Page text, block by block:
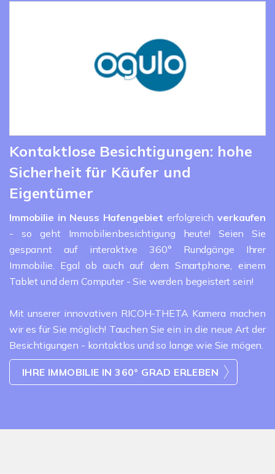
Kontaktlose Besichtigungen: hohe
Sicherheit für Käufer und
Eigentümer
Immobilie in Neuss Hafengebiet erfolgreichverkaufen
- so geht Immobilienbesichtigung heute! Seien Sie
gespannt auf interaktive 360° Rundgänge Ihrer
Immobilie. Egal ob auch auf dem Smartphone, einem
Tablet und dem Computer - Sie werden begeistert sein!
Mit unserer innovativen RICOH-THETA Kamera machen
wir es für Sie möglich! Tauchen Sie ein in die neue Art der
Besichtigungen - kontaktlos und so lange wie Sie mögen.
IHRE IMMOBILIE IN 360° GRAD ERLEBEN